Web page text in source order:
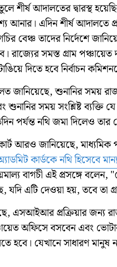
শীর্ষ আদালতের দ্বারস্থ
আনার। এদিন শীর্ষ আদালতে
বেঞ্চ তাদের নির্দেশে
রাজ্যের সমস্ত গ্রাম
দিতে হবে নির্বাচন
জানিয়েছে, শুনানির সময়
সময় সংশ্লিষ্ট ব্যক্তি
পর্যন্ত নথি জমা দিলেও তার
আরও জানিয়েছে, মাধ্যমিক
কার্ডকে নথি হিসেবে
বাগচী এই প্রসঙ্গে বলেন,
এটি দেওয়া হয়, তবে তা
প্রক্রিয়ার জন্য
অফিসে বসবেন এবং
হবে। যেখানে সাধারণ মানুষ